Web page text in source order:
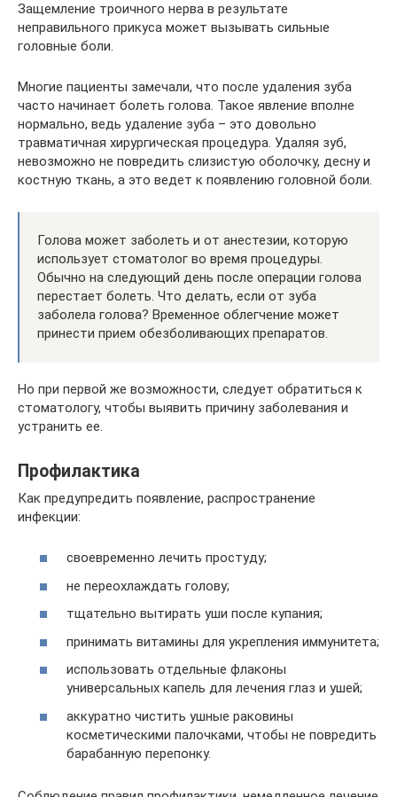
Защемление троичного нерва в результате
неправильного прикуса может вызывать сильные
головные боли.
Многие пациенты замечали, что после удаления зуба
часто начинает болеть голова. Такое явление вполне
нормально, ведь удаление зуба – это довольно
травматичная хирургическая процедура. Удаляя зуб,
невозможно не повредить слизистую оболочку, десну и
костную ткань, а это ведет к появлению головной боли.
Голова может заболеть и от анестезии, которую
использует стоматолог во время процедуры.
Обычно на следующий день после операции голова
перестает болеть. Что делать, если от зуба
заболела голова? Временное облегчение может
принести прием обезболивающих препаратов.
Но при первой же возможности, следует обратиться к
стоматологу, чтобы выявить причину заболевания и
устранить ее.
Профилактика
Как предупредить появление, распространение
инфекции:
своевременно лечить простуду;
не переохлаждать голову;
тщательно вытирать уши после купания;
принимать витамины для укрепления иммунитета;
использовать отдельные флаконы
универсальных капель для лечения глаз и ушей;
аккуратно чистить ушные раковины
косметическими палочками, чтобы не повредить
барабанную перепонку.